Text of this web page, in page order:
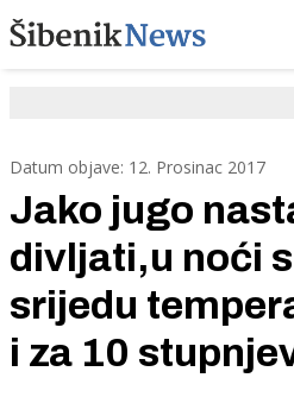
Datum objave: 12. Prosinac 2017
Jako jugo
divljati,u noći
srijedu
i za 10